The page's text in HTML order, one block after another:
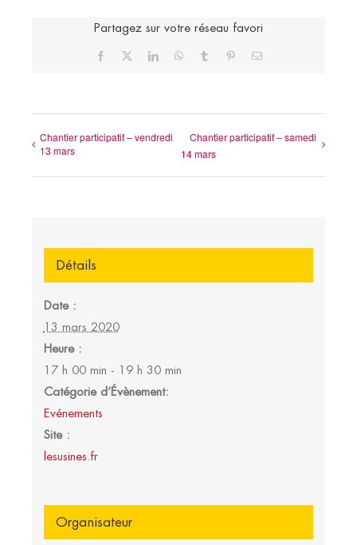
Partagez sur votre réseau favori
Facebook LinkedInWhatsApp
TumblrPinterestEmail
Chantier participatif – vendredi
13 mars
Chantier participatif – samedi
14 mars
Détails
Date :
13 mars 2020
Heure :
17 h 00 min - 19 h 30 min
Catégorie d’Évènement:
Evénements
Site :
lesusines.fr
Organisateur